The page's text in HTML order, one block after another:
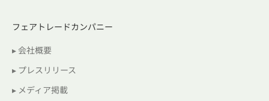
フェアトレードカンパニー
▸ 会社概要
▸ プレスリリース
▸ メディア掲載